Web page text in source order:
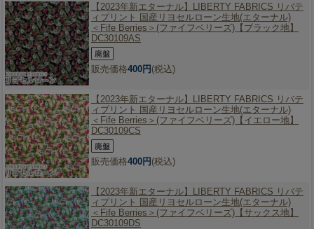
【2023年新エターナル】 LIBERTY FABRICS リバテ
ィプリント 国産リヨセルローン生地(エターナル)
＜Fife Berries＞(ファイフベリーズ)【ブラック地】
DC30109AS
販売価格400円(税込)
【2023年新エターナル】 LIBERTY FABRICS リバテ
ィプリント 国産リヨセルローン生地(エターナル)
＜Fife Berries＞(ファイフベリーズ)【イエロー地】
DC30109CS
販売価格400円(税込)
【2023年新エターナル】 LIBERTY FABRICS リバテ
ィプリント 国産リヨセルローン生地(エターナル)
＜Fife Berries＞(ファイフベリーズ)【サックス地】
DC30109DS